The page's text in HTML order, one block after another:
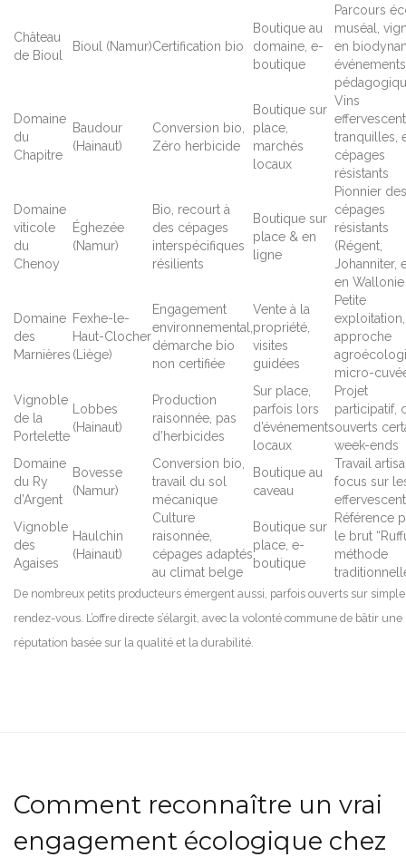
Château
de Bioul
Bioul (Namur)Certification bio
Boutique au
domaine, e-
boutique
Parcours
muséal,
en
événements
Domaine
du
Chapitre
Baudour
(Hainaut)
Conversion bio,
Zéro herbicide
Boutique sur
place,
marchés
locaux
Vins
tranquilles,
cépages
résistants
Domaine
viticole
du
Chenoy
Éghezée
(Namur)
Bio, recourt à
des cépages
interspécifiques
résilients
Boutique sur
place & en
ligne
Pionnier des
cépages
résistants
(Régent,
Johanniter,
en Wallonie
Domaine
des
Marnières
Fexhe-le-
Haut-Clocher
(Liège)
Engagement
environnemental,
démarche bio
non certifiée
Vente à la
propriété,
visites
guidées
Petite
exploitation,
approche
micro-
Vignoble
de la
Portelette
Lobbes
(Hainaut)
Production
raisonnée, pas
d’herbicides
Sur place,
parfois lors
d’événements
locaux
Projet
participatif,
ouverts
week-ends
Domaine
du Ry
d’Argent
Bovesse
(Namur)
Conversion bio,
travail du sol
mécanique
Boutique au
caveau
Travail
focus sur
Vignoble
des
Agaises
Haulchin
(Hainaut)
Culture
raisonnée,
cépages adaptés
au climat belge
Boutique sur
place, e-
boutique
Référence
le brut
méthode
De nombreux petits producteurs émergent aussi, parfois ouverts sur simple
rendez-vous. L’offre directe s’élargit, avec la volonté commune de bâtir une
réputation basée sur la qualité et la durabilité.
Comment reconnaître un vrai
engagement écologique chez